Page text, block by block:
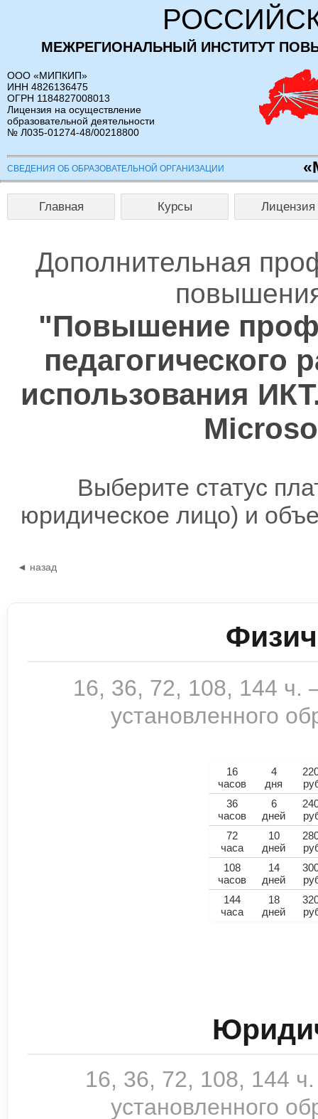
МЕЖРЕГИОНАЛЬНЫЙ ИНСТИТУТ
ООО «МИПКИП»
ИНН 4826136475
ОГРН 1184827008013
Лицензия на осуществление
образовательной деятельности
№ Л035-01274-48/00218800
СВЕДЕНИЯ ОБ ОБРАЗОВАТЕЛЬНОЙ ОРГАНИЗАЦИИ
Главная Курсы Лицензия
Дополнительная
"Повышение
педагогического
использования
Выберите статус
юридическое лицо) и
◄ назад
16, 36, 72, 108, 144
установленного
16
часов
4
дня
36
часов
6
дней
72
часа
10
дней
108
часов
14
дней
144
часа
18
дней
16, 36, 72, 108, 144
установленного